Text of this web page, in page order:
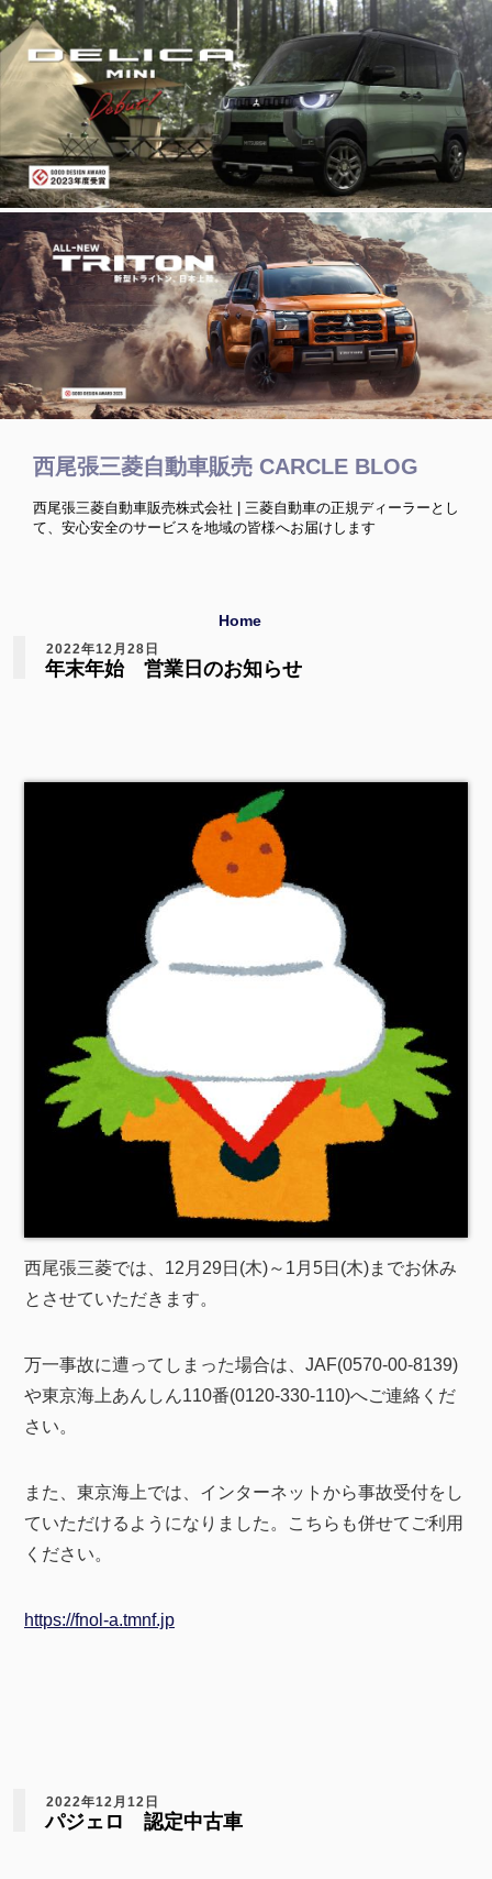
西尾張三菱自動車販売 CARCLE BLOG
西尾張三菱自動車販売株式会社 | 三菱自動車の正規ディーラーとし
て、安心安全のサービスを地域の皆様へお届けします
Home
2022年12月28日
年末年始 営業日のお知らせ
西尾張三菱では、12月29日(木)～1月5日(木)までお休み
とさせていただきます。
万一事故に遭ってしまった場合は、JAF(0570-00-8139)
や東京海上あんしん110番(0120-330-110)へご連絡くだ
さい。
また、東京海上では、インターネットから事故受付をし
ていただけるようになりました。こちらも併せてご利用
ください。
https://fnol-a.tmnf.jp
2022年12月12日
パジェロ 認定中古車